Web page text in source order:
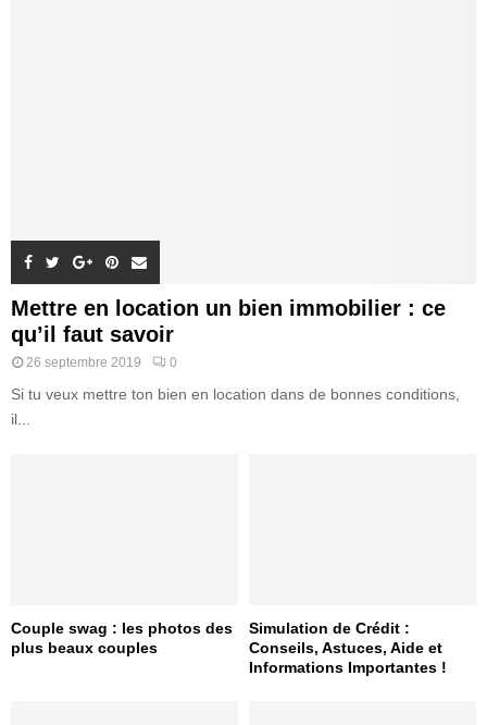
Mettre en location un bien immobilier : ce
qu’il faut savoir
26 septembre 2019 0
Si tu veux mettre ton bien en location dans de bonnes conditions,
il...
Couple swag : les photos des
plus beaux couples
Simulation de Crédit :
Conseils, Astuces, Aide et
Informations Importantes !